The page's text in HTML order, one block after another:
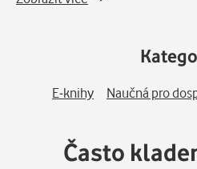
revolucionáři, velezrádci, kteří
analýza jejich malého
z prostředí tehdejších věznic
E-knihy Naučná pro
Často